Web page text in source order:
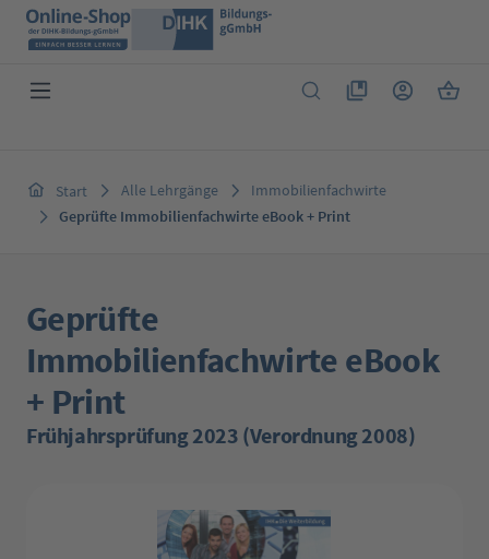
Zum Hauptinhalt springen
Du hast 0 Produkte
Start Alle Lehrgänge
Immobilienfachwirte
Geprüfte Immobilienfachwirte eBook + Print
Geprüfte
Immobilienfachwirte eBook
+ Print
Frühjahrsprüfung 2023 (Verordnung 2008)